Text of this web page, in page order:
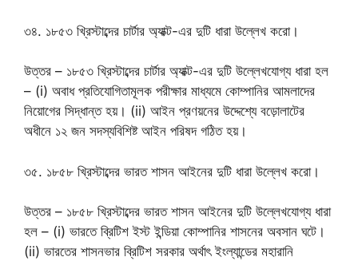
৩৪. ১৮৫৩ খ্রিস্টাব্দের চার্টার অ্যাক্ট-এর দুটি ধারা উল্লেখ করো।
উত্তর – ১৮৫৩ খ্রিস্টাব্দের চার্টার অ্যাক্ট-এর দুটি উল্লেখযোগ্য ধারা হল
– (i) অবাধ প্রতিযোগিতামূলক পরীক্ষার মাধ্যমে কোম্পানির আমলাদের
নিয়োগের সিদ্ধান্ত হয়। (ii) আইন প্রণয়নের উদ্দেশ্যে বড়োলাটের
অধীনে ১২ জন সদস্যবিশিষ্ট আইন পরিষদ গঠিত হয়।
৩৫. ১৮৫৮ খ্রিস্টাব্দের ভারত শাসন আইনের দুটি ধারা উল্লেখ করো।
উত্তর – ১৮৫৮ খ্রিস্টাব্দের ভারত শাসন আইনের দুটি উল্লেখযোগ্য ধারা
হল – (i) ভারতে ব্রিটিশ ইস্ট ইন্ডিয়া কোম্পানির শাসনের অবসান ঘটে।
(ii) ভারতের শাসনভার ব্রিটিশ সরকার অর্থাৎ ইংল্যান্ডের মহারানি